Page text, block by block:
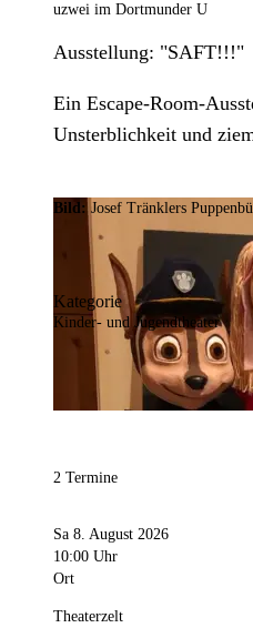
uzwei im Dortmunder U
Ausstellung: "SAFT!!!"
Ein Escape-Room-
Unsterblichkeit und
Bild:Josef Tränklers
Kategorie
Kinder- und Jugendtheater
2 Termine
Sa 8. August 2026
10:00 Uhr
Ort
Theaterzelt